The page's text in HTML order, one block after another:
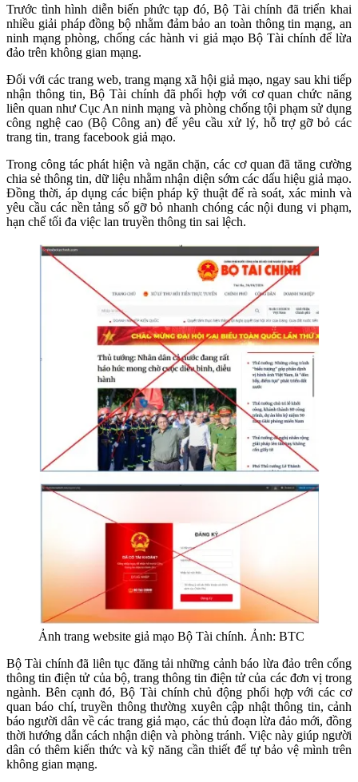
Trước tình hình diễn biến phức tạp đó, Bộ Tài chính đã triển khai
nhiều giải pháp đồng bộ nhằm đảm bảo an toàn thông tin mạng, an
ninh mạng phòng, chống các hành vi giả mạo Bộ Tài chính để lừa
đảo trên không gian mạng.
Đối với các trang web, trang mạng xã hội giả mạo, ngay sau khi tiếp
nhận thông tin, Bộ Tài chính đã phối hợp với cơ quan chức năng
liên quan như Cục An ninh mạng và phòng chống tội phạm sử dụng
công nghệ cao (Bộ Công an) để yêu cầu xử lý, hỗ trợ gỡ bỏ các
trang tin, trang facebook giả mạo.
Trong công tác phát hiện và ngăn chặn, các cơ quan đã tăng cường
chia sẻ thông tin, dữ liệu nhằm nhận diện sớm các dấu hiệu giả mạo.
Đồng thời, áp dụng các biện pháp kỹ thuật để rà soát, xác minh và
yêu cầu các nền tảng số gỡ bỏ nhanh chóng các nội dung vi phạm,
hạn chế tối đa việc lan truyền thông tin sai lệch.
Ảnh trang website giả mạo Bộ Tài chính. Ảnh: BTC
Bộ Tài chính đã liên tục đăng tải những cảnh báo lừa đảo trên cổng
thông tin điện tử của bộ, trang thông tin điện tử của các đơn vị trong
ngành. Bên cạnh đó, Bộ Tài chính chủ động phối hợp với các cơ
quan báo chí, truyền thông thường xuyên cập nhật thông tin, cảnh
báo người dân về các trang giả mạo, các thủ đoạn lừa đảo mới, đồng
thời hướng dẫn cách nhận diện và phòng tránh. Việc này giúp người
dân có thêm kiến thức và kỹ năng cần thiết để tự bảo vệ mình trên
không gian mạng.